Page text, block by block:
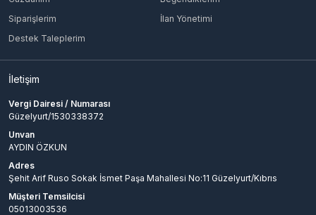
Siparişlerim
İlan Yönetimi
Destek Taleplerim
İletişim
Vergi Dairesi / Numarası
Güzelyurt/1530338372
Unvan
AYDIN ÖZKUN
Adres
Şehit Arif Ruso Sokak İsmet Paşa Mahallesi No:11 Güzelyurt/Kıbrıs
Müşteri Temsilcisi
05013003536